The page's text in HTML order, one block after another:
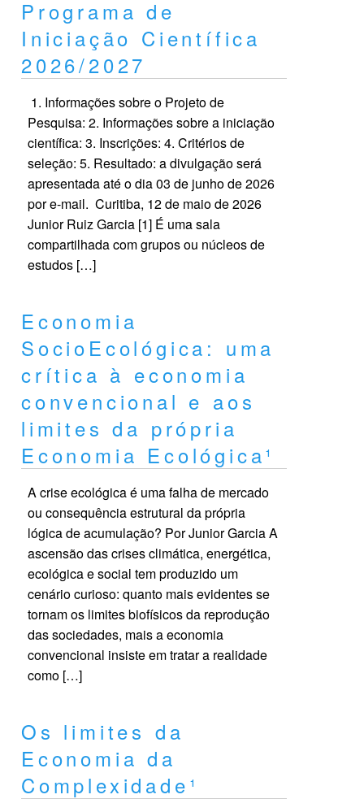
Programa de
Iniciação Científica
2026/2027
1. Informações sobre o Projeto de
Pesquisa: 2. Informações sobre a iniciação
científica: 3. Inscrições: 4. Critérios de
seleção: 5. Resultado: a divulgação será
apresentada até o dia 03 de junho de 2026
por e-mail. Curitiba, 12 de maio de 2026
Junior Ruiz Garcia [1] É uma sala
compartilhada com grupos ou núcleos de
estudos […]
Economia
SocioEcológica: uma
crítica à economia
convencional e aos
limites da própria
Economia Ecológica¹
A crise ecológica é uma falha de mercado
ou consequência estrutural da própria
lógica de acumulação? Por Junior Garcia A
ascensão das crises climática, energética,
ecológica e social tem produzido um
cenário curioso: quanto mais evidentes se
tornam os limites biofísicos da reprodução
das sociedades, mais a economia
convencional insiste em tratar a realidade
como […]
Os limites da
Economia da
Complexidade¹